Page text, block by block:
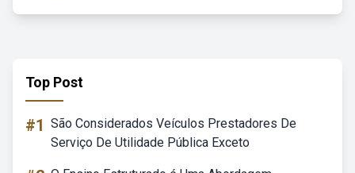
Top Post
#1 São Considerados Veículos Prestadores De
Serviço De Utilidade Pública Exceto